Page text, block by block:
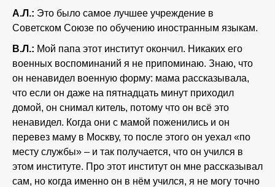
А.Л.: Это было самое лучшее учреждение в
Советском Союзе по обучению иностранным языкам.
В.Л.: Мой папа этот институт окончил. Никаких его
военных воспоминаний я не припоминаю. Знаю, что
он ненавидел военную форму: мама рассказывала,
что если он даже на пятнадцать минут приходил
домой, он снимал китель, потому что он всё это
ненавидел. Когда они с мамой поженились и он
перевез маму в Москву, то после этого он уехал «по
месту службы» – и так получается, что он учился в
этом институте. Про этот институт он мне рассказывал
сам, но когда именно он в нём учился, я не могу точно